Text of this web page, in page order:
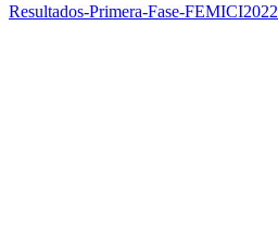
Resultados-Primera-Fase-FEMICI2022